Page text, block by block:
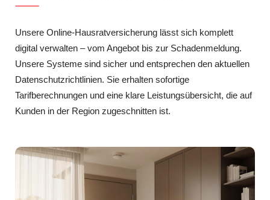
Unsere Online-Hausratversicherung lässt sich komplett
digital verwalten – vom Angebot bis zur Schadenmeldung.
Unsere Systeme sind sicher und entsprechen den aktuellen
Datenschutzrichtlinien. Sie erhalten sofortige
Tarifberechnungen und eine klare Leistungsübersicht, die auf
Kunden in der Region zugeschnitten ist.